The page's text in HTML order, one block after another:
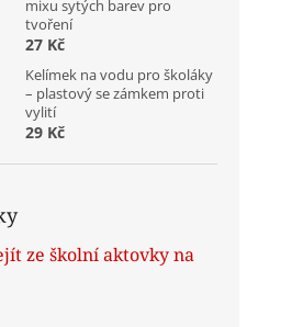
mixu sytých barev pro
tvoření
27 Kč
Kelímek na vodu pro školáky
– plastový se zámkem proti
vylití
29 Kč
ze školní aktovky na